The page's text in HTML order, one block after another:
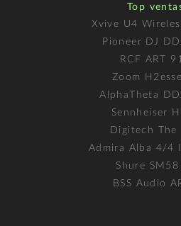
Top
Xvive U4
Pioneer DJ
RCF ART
Zoom
AlphaTheta
Sennheiser
Digitech The
Admira Alba 4/4
Shure SM58
BSS Audio